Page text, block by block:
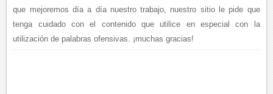
que mejoremos día a día nuestro trabajo, nuestro sitio le pide que
tenga cuidado con el contenido que utilice en especial con la
utilización de palabras ofensivas. ¡muchas gracias!